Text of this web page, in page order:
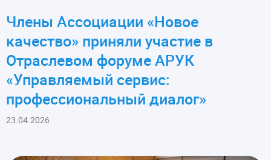
Члены Ассоциации «Новое
качество» приняли участие в
Отраслевом форуме АРУК
«Управляемый сервис:
профессиональный диалог»
23.04.2026